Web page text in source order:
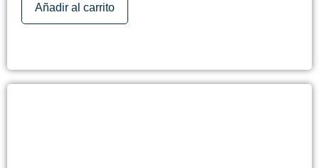
Añadir al carrito